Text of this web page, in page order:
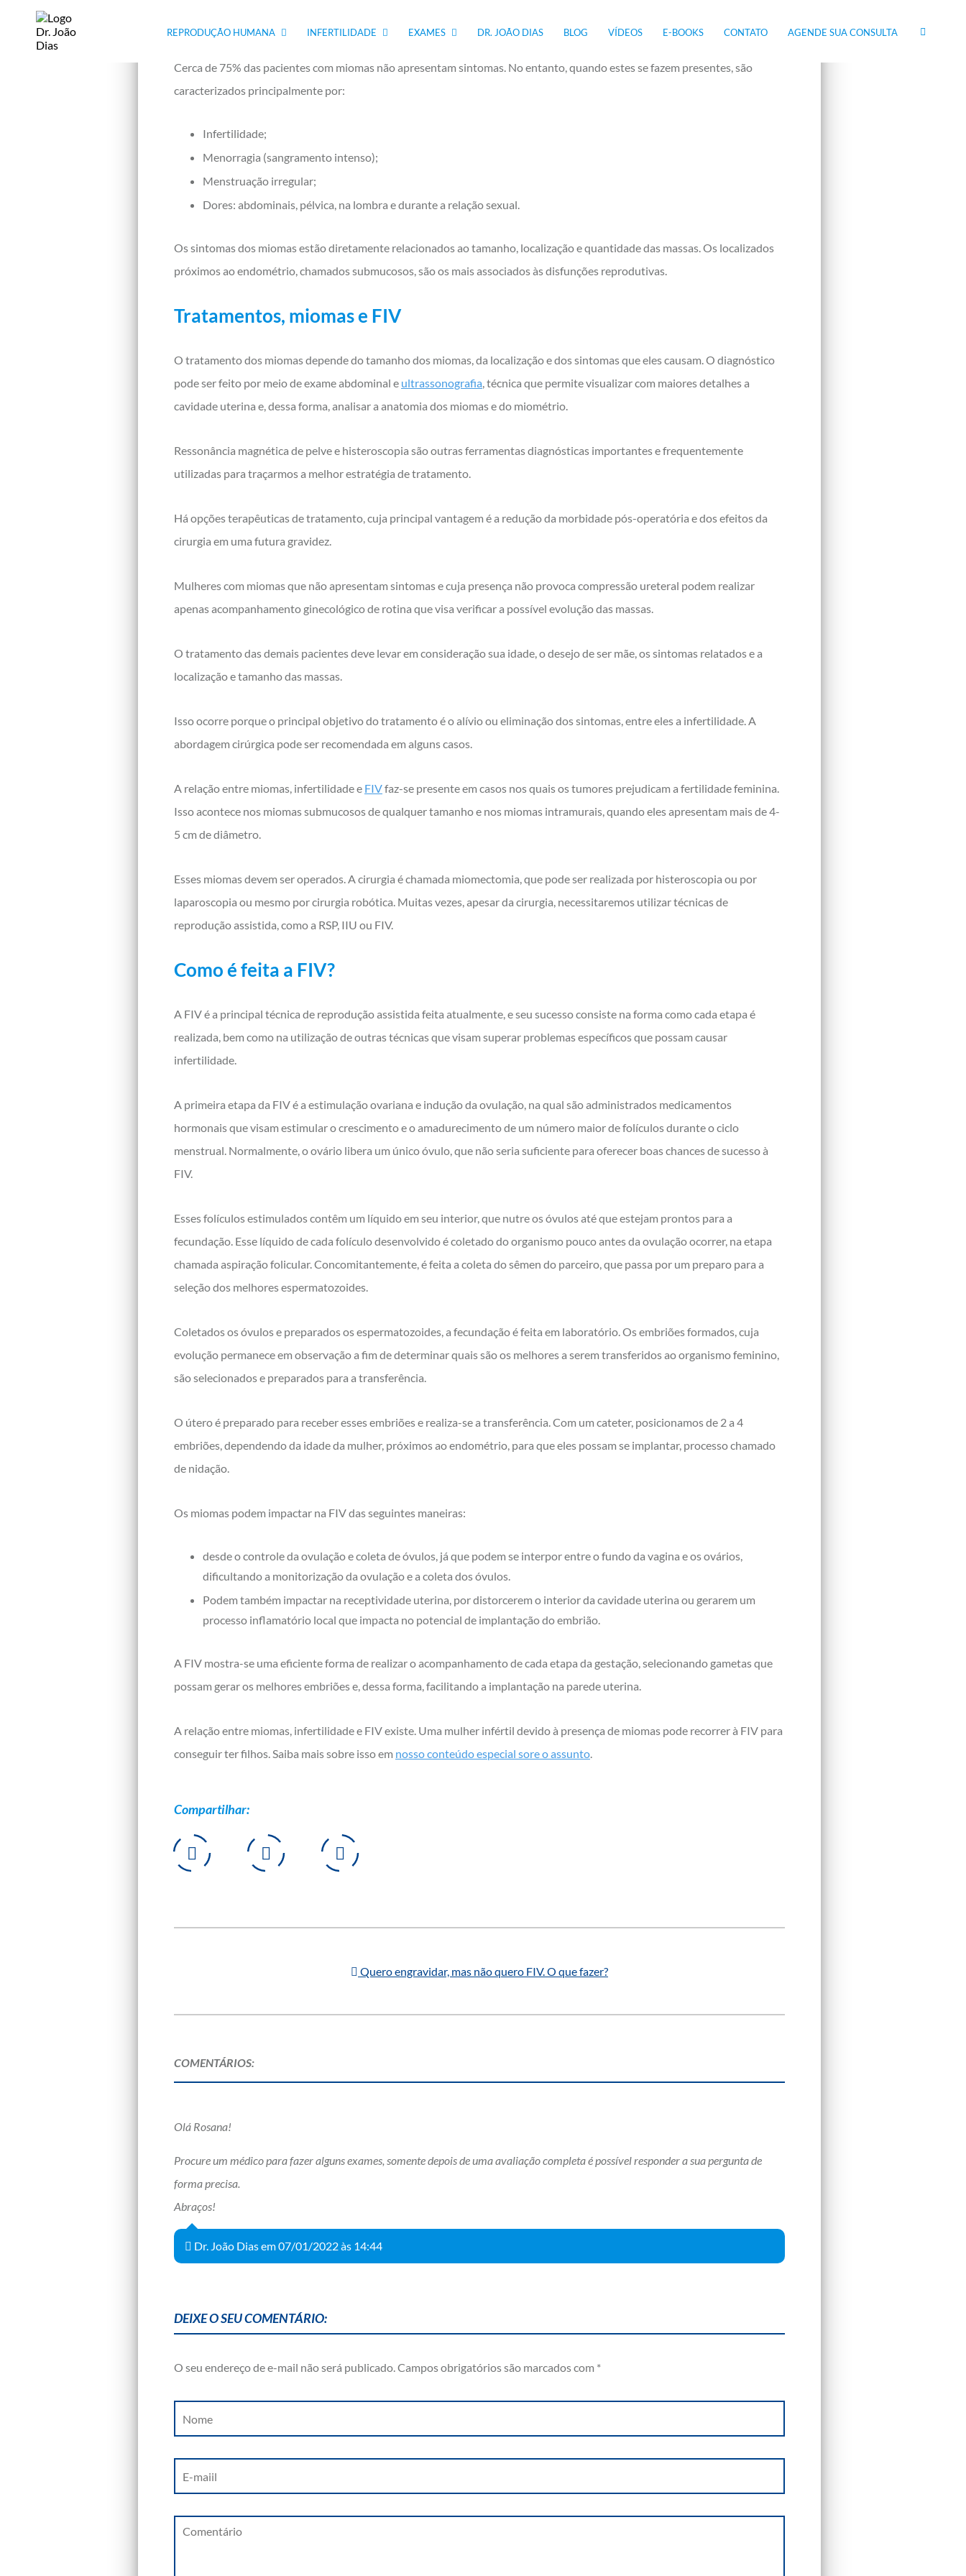
REPRODUÇÃO HUMANA INFERTILIDADE EXAMES DR. JOÃO DIAS BLOG VÍDEOS E-BOOKS CONTATO AGENDE SUA CONSULTA
Sintomas dos miomas
Cerca de 75% das pacientes com miomas não apresentam sintomas. No entanto, quando estes se fazem presentes, são
caracterizados principalmente por:
Infertilidade;
Menorragia (sangramento intenso);
Menstruação irregular;
Dores: abdominais, pélvica, na lombra e durante a relação sexual.
Os sintomas dos miomas estão diretamente relacionados ao tamanho, localização e quantidade das massas. Os localizados
próximos ao endométrio, chamados submucosos, são os mais associados às disfunções reprodutivas.
Tratamentos, miomas e FIV
O tratamento dos miomas depende do tamanho dos miomas, da localização e dos sintomas que eles causam. O diagnóstico
pode ser feito por meio de exame abdominal e ultrassonografia, técnica que permite visualizar com maiores detalhes a
cavidade uterina e, dessa forma, analisar a anatomia dos miomas e do miométrio.
Ressonância magnética de pelve e histeroscopia são outras ferramentas diagnósticas importantes e frequentemente
utilizadas para traçarmos a melhor estratégia de tratamento.
Há opções terapêuticas de tratamento, cuja principal vantagem é a redução da morbidade pós-operatória e dos efeitos da
cirurgia em uma futura gravidez.
Mulheres com miomas que não apresentam sintomas e cuja presença não provoca compressão ureteral podem realizar
apenas acompanhamento ginecológico de rotina que visa verificar a possível evolução das massas.
O tratamento das demais pacientes deve levar em consideração sua idade, o desejo de ser mãe, os sintomas relatados e a
localização e tamanho das massas.
Isso ocorre porque o principal objetivo do tratamento é o alívio ou eliminação dos sintomas, entre eles a infertilidade. A
abordagem cirúrgica pode ser recomendada em alguns casos.
A relação entre miomas, infertilidade e FIVfaz-se presente em casos nos quais os tumores prejudicam a fertilidade feminina.
Isso acontece nos miomas submucosos de qualquer tamanho e nos miomas intramurais, quando eles apresentam mais de 4-
5 cm de diâmetro.
Esses miomas devem ser operados. A cirurgia é chamada miomectomia, que pode ser realizada por histeroscopia ou por
laparoscopia ou mesmo por cirurgia robótica. Muitas vezes, apesar da cirurgia, necessitaremos utilizar técnicas de
reprodução assistida, como a RSP, IIU ou FIV.
Como é feita a FIV?
A FIV é a principal técnica de reprodução assistida feita atualmente, e seu sucesso consiste na forma como cada etapa é
realizada, bem como na utilização de outras técnicas que visam superar problemas específicos que possam causar
infertilidade.
A primeira etapa da FIV é a estimulação ovariana e indução da ovulação, na qual são administrados medicamentos
hormonais que visam estimular o crescimento e o amadurecimento de um número maior de folículos durante o ciclo
menstrual. Normalmente, o ovário libera um único óvulo, que não seria suficiente para oferecer boas chances de sucesso à
FIV.
Esses folículos estimulados contêm um líquido em seu interior, que nutre os óvulos até que estejam prontos para a
fecundação. Esse líquido de cada folículo desenvolvido é coletado do organismo pouco antes da ovulação ocorrer, na etapa
chamada aspiração folicular. Concomitantemente, é feita a coleta do sêmen do parceiro, que passa por um preparo para a
seleção dos melhores espermatozoides.
Coletados os óvulos e preparados os espermatozoides, a fecundação é feita em laboratório. Os embriões formados, cuja
evolução permanece em observação a fim de determinar quais são os melhores a serem transferidos ao organismo feminino,
são selecionados e preparados para a transferência.
O útero é preparado para receber esses embriões e realiza-se a transferência. Com um cateter, posicionamos de 2 a 4
embriões, dependendo da idade da mulher, próximos ao endométrio, para que eles possam se implantar, processo chamado
de nidação.
Os miomas podem impactar na FIV das seguintes maneiras:
desde o controle da ovulação e coleta de óvulos, já que podem se interpor entre o fundo da vagina e os ovários,
dificultando a monitorização da ovulação e a coleta dos óvulos.
Podem também impactar na receptividade uterina, por distorcerem o interior da cavidade uterina ou gerarem um
processo inflamatório local que impacta no potencial de implantação do embrião.
A FIV mostra-se uma eficiente forma de realizar o acompanhamento de cada etapa da gestação, selecionando gametas que
possam gerar os melhores embriões e, dessa forma, facilitando a implantação na parede uterina.
A relação entre miomas, infertilidade e FIV existe. Uma mulher infértil devido à presença de miomas pode recorrer à FIV para
conseguir ter filhos. Saiba mais sobre isso em nosso conteúdo especial sore o assunto.
Compartilhar:
Quero engravidar, mas não quero FIV. O que fazer?
COMENTÁRIOS:
Olá Rosana!
Procure um médico para fazer alguns exames, somente depois de uma avaliação completa é possível responder a sua pergunta de
forma precisa.
Abraços!
Dr. João Dias em 07/01/2022 às 14:44
DEIXE O SEU COMENTÁRIO:
O seu endereço de e-mail não será publicado.Campos obrigatórios são marcados com *